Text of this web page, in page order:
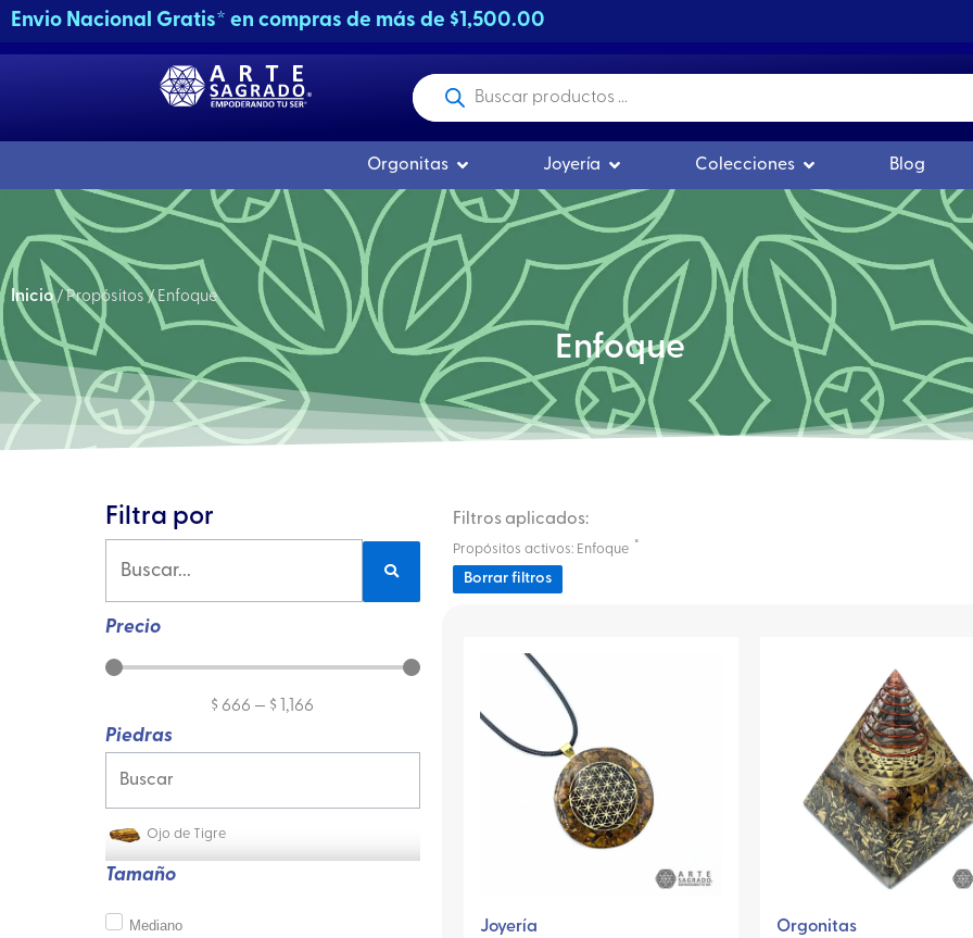
Envio Nacional Gratis* en compras de más de $1,500.00
Productos
buscados
Orgonitas Abrir Orgonitas
Joyería Abrir JoyeríaColecciones Abrir Colecciones
Blog
Inicio/ Propósitos / Enfoque
Enfoque
Filtra por
Precio
$ 666 — $ 1,166
Piedras
Ojo de Tigre
Tamaño
Mediano
Filtros aplicados:
Propósitos activos: Enfoque
×
Borrar filtros
Joyería
variantes.
Las
opciones
pueden
Orgonitas